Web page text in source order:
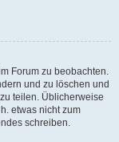
Forum zu beobachten.
und zu löschen und
teilen. Üblicherweise
etwas nicht zum
schreiben.